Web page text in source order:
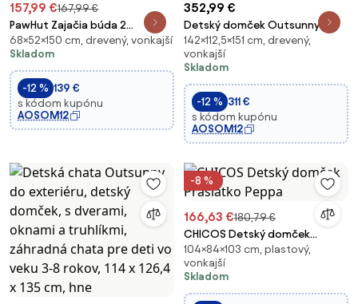
157,99 €167,99 €
PawHut Zajačia búda 2
poschodia, z borovicového
dreva, odolná voči zime,
dvojpodlažný dom s vonkajším
výbehom a rampou 150x52x68
cm, vonkajšia klietka
68×52×150 cm, drevený, vonkajší
Skladom
-12 % 139 €
s kódom kupónu
AOSOM12
352,99 €
Detský domček Outsunny z
dreva pre vonkajšie použitie
pre deti od 3 do 7 rokov s
dverami, oknami, kvetináčmi a
bočnými plotmi 151x112,5x142
cm Modrá |
142×112,5×151 cm, drevený,
vonkajší
Skladom
-12 % 311 €
s kódom kupónu
AOSOM12
-8 %
166,63 €180,79 €
CHICOS Detský domček
Prasiatko Peppa
104×84×103 cm, plastový,
vonkajší
Skladom